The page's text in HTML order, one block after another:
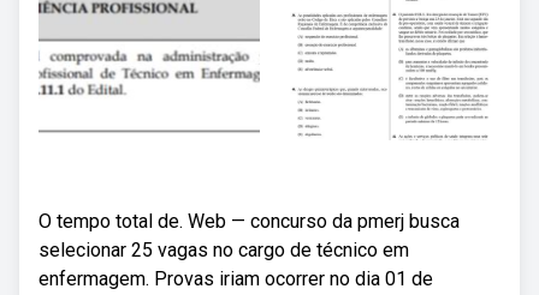
O tempo total de. Web — concurso da pmerj busca
selecionar 25 vagas no cargo de técnico em
enfermagem. Provas iriam ocorrer no dia 01 de